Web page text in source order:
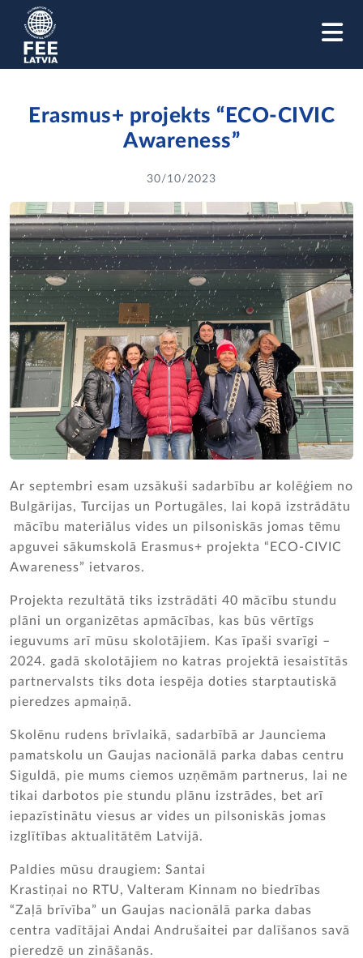
Erasmus+ projekts “ECO-CIVIC
Awareness”
30/10/2023
Ar septembri esam uzsākuši sadarbību ar kolēģiem no
Bulgārijas, Turcijas un Portugāles, lai kopā izstrādātu
mācību materiālus vides un pilsoniskās jomas tēmu
apguvei sākumskolā Erasmus+ projekta “ECO-CIVIC
Awareness” ietvaros.
Projekta rezultātā tiks izstrādāti 40 mācību stundu
plāni un organizētas apmācības, kas būs vērtīgs
ieguvums arī mūsu skolotājiem. Kas īpaši svarīgi –
2024. gadā skolotājiem no katras projektā iesaistītās
partnervalsts tiks dota iespēja doties starptautiskā
pieredzes apmaiņā.
Skolēnu rudens brīvlaikā, sadarbībā ar Jaunciema
pamatskolu un Gaujas nacionālā parka dabas centru
Siguldā, pie mums ciemos uzņēmām partnerus, lai ne
tikai darbotos pie stundu plānu izstrādes, bet arī
iepazīstinātu viesus ar vides un pilsoniskās jomas
izglītības aktualitātēm Latvijā.
Paldies mūsu draugiem: Santai
Krastiņai no RTU, Valteram Kinnam no biedrības
“Zaļā brīvība” un Gaujas nacionālā parka dabas
centra vadītājai Andai Andrušaitei par dalīšanos savā
pieredzē un zināšanās.